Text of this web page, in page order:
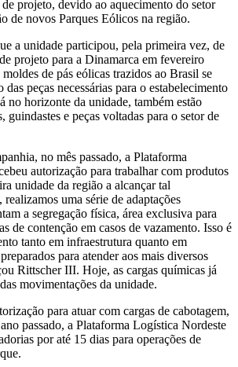
de projeto, devido ao aquecimento do setor
de novos Parques Eólicos na região.
a unidade participou, pela primeira vez, de
projeto para a Dinamarca em fevereiro
de pás eólicas trazidos ao Brasil se
das peças necessárias para o estabelecimento
no horizonte da unidade, também estão
guindastes e peças voltadas para o setor de
no mês passado, a Plataforma
autorização para trabalhar com produtos
unidade da região a alcançar tal
uma série de adaptações
a segregação física, área exclusiva para
de contenção em casos de vazamento. Isso é
tanto em infraestrutura quanto em
para atender aos mais diversos
Rittscher III. Hoje, as cargas químicas já
movimentações da unidade.
para atuar com cargas de cabotagem,
passado, a Plataforma Logística Nordeste
por até 15 dias para operações de